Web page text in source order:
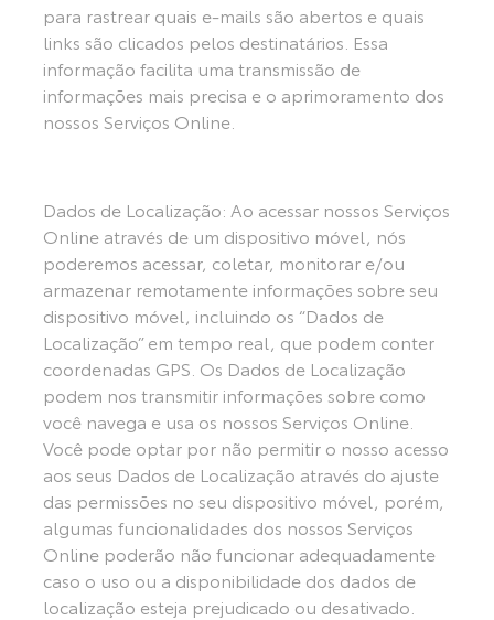
para rastrear quais e-mails são abertos e quais
links são clicados pelos destinatários. Essa
informação facilita uma transmissão de
informações mais precisa e o aprimoramento dos
nossos Serviços Online.
Dados de Localização: Ao acessar nossos Serviços
Online através de um dispositivo móvel, nós
poderemos acessar, coletar, monitorar e/ou
armazenar remotamente informações sobre seu
dispositivo móvel, incluindo os “Dados de
Localização” em tempo real, que podem conter
coordenadas GPS. Os Dados de Localização
podem nos transmitir informações sobre como
você navega e usa os nossos Serviços Online.
Você pode optar por não permitir o nosso acesso
aos seus Dados de Localização através do ajuste
das permissões no seu dispositivo móvel, porém,
algumas funcionalidades dos nossos Serviços
Online poderão não funcionar adequadamente
caso o uso ou a disponibilidade dos dados de
localização esteja prejudicado ou desativado.